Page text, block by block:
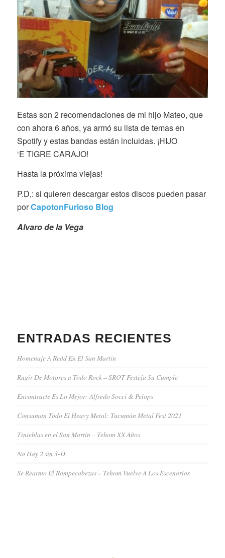
Estas son 2 recomendaciones de mi hijo Mateo, que
con ahora 6 años, ya armó su lista de temas en
Spotify y estas bandas están incluidas. ¡HIJO
‘E TIGRE CARAJO!
Hasta la próxima viejas!
P.D,: si quieren descargar estos discos pueden pasar
porCapotonFurioso Blog
Alvaro de la Vega
ENTRADAS RECIENTES
Homenaje A Redd En El San Martin
Rugir De Motores a Todo Rock – SROT Festeja Su Cumple
Encontrarte Es Lo Mejor: Alfredo Socci & Pelops
Consuman Todo El Heavy Metal: Tucumán Metal Fest 2021
Tinieblas en el San Martín – Tehom XX Años
No Hay 2 sin 3-D
Se Rearmo El Rompecabezas – Tehom Vuelve A Los Escenarios